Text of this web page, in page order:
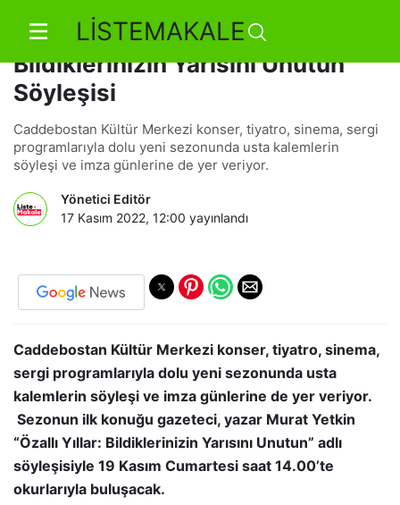
LİSTEMAKALE
CKM’de Özallı Yıllar:
Bildiklerinizin Yarısını Unutun
Söyleşisi
Caddebostan Kültür Merkezi konser, tiyatro, sinema, sergi
programlarıyla dolu yeni sezonunda usta kalemlerin
söyleşi ve imza günlerine de yer veriyor.
Yönetici Editör
17 Kasım 2022, 12:00 yayınlandı
Caddebostan Kültür Merkezi konser, tiyatro, sinema,
sergi programlarıyla dolu yeni sezonunda usta
kalemlerin söyleşi ve imza günlerine de yer veriyor.
Sezonun ilk konuğu gazeteci, yazar Murat Yetkin
“Özallı Yıllar: Bildiklerinizin Yarısını Unutun” adlı
söyleşisiyle 19 Kasım Cumartesi saat 14.00’te
okurlarıyla buluşacak.